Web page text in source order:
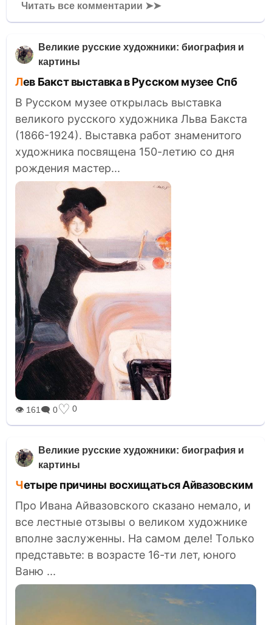
Читать все комментарии ➤➤
Великие русские художники: биография и
картины
Лев Бакст выставка в Русском музее Спб
В Русском музее открылась выставка
великого русского художника Льва Бакста
(1866-1924). Выставка работ знаменитого
художника посвящена 150-летию со дня
рождения мастер...
👁 161 🗨 0♡ 0
Великие русские художники: биография и
картины
Четыре причины восхищаться Айвазовским
Про Ивана Айвазовского сказано немало, и
все лестные отзывы о великом художнике
вполне заслуженны. На самом деле! Только
представьте: в возрасте 16-ти лет, юного
Ваню ...